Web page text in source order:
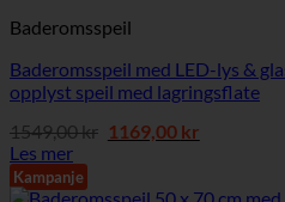
Baderomsspeil
Baderomsspeil med LED-lys &
opplyst speil med lagringsflate
1549,00kr Opprinnelig
pris
1549,00 kr.
1169,00 krNåværende
pris
1169,00
Les mer
Kampanje